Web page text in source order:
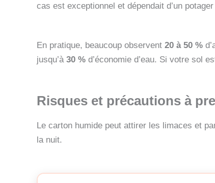
cas est exceptionnel et dépendait d’un
En pratique, beaucoup observent 20 à 50 %
jusqu’à 30 % d’économie d’eau. Si votre sol
Risques et précautions à
Le carton humide peut attirer les limaces et
la nuit.